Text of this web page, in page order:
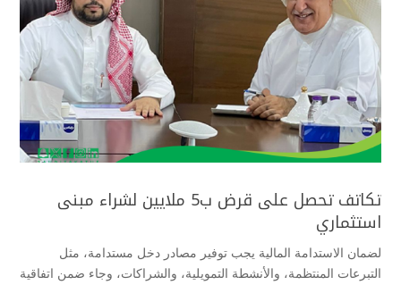
تكاتف تحصل على قرض ب5 ملايين لشراء مبنى
استثماري
لضمان الاستدامة المالية يجب توفير مصادر دخل مستدامة، مثل
التبرعات المنتظمة، والأنشطة التمويلية، والشراكات، وجاء ضمن اتفاقية